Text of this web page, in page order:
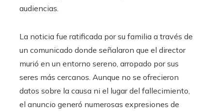
audiencias.
La noticia fue ratificada por su familia a través de
un comunicado donde señalaron que el director
murió en un entorno sereno, arropado por sus
seres más cercanos. Aunque no se ofrecieron
datos sobre la causa ni el lugar del fallecimiento,
el anuncio generó numerosas expresiones de